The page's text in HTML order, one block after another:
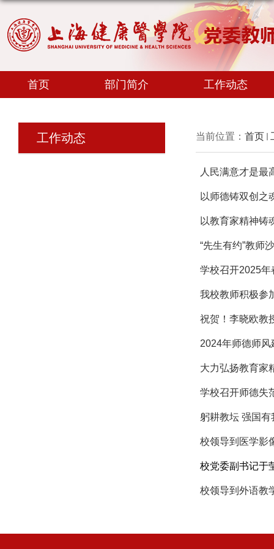
首页 部门简介 工作动态
工作动态 当前位置： 首页
人民满意才是
以师德铸双创
以教育家精神铸
“先生有约”教师
学校召开2025年
我校教师积极参
祝贺！李晓欧教
2024年师德师
大力弘扬教育家
学校召开师德失
躬耕教坛 强国
校领导到医学影
校党委副书记于
校领导到外语教